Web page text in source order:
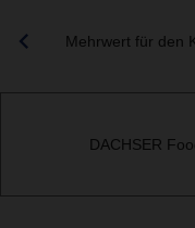
Mehrwert für den
DACHSER